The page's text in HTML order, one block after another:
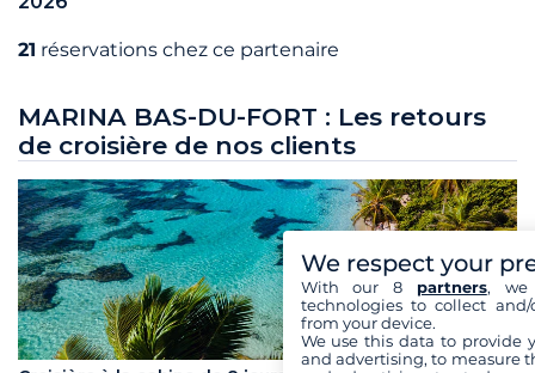
21 réservations chez ce partenaire
MARINA BAS-DU-FORT : Les retours
de croisière de nos clients
We respect your
With our 8 partners, we
technologies to collect
from your device.
We use this data to provide
and advertising, to measure